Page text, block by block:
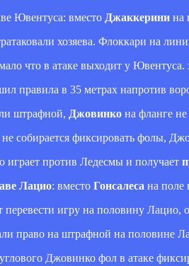
Ювентуса: вместо Джаккерини на
хозяева. Флоккари на
что в атаке выходит у Ювентуса.
правила в 35 метрах напротив
штрафной, Джовинко на фланге
не собирается фиксировать фолы,
играет против Ледесмы и получает
Лацио: вместо Гонсалеса на
перевести игру на половину Лацио,
право на штрафной на половине
Джовинко фол в атаке